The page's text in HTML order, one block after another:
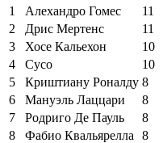
1
Алехандро Гомес
11
2
Дрис Мертенс
11
3
Хосе Кальехон
10
4
Сусо
10
5
Криштиану Роналду 8
6
Мануэль Лаццари
8
7
Родриго Де Пауль
8
8
Фабио Квальярелла
8